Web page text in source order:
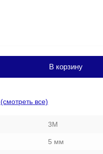
В корзину
(смотреть все)
3M
5 мм